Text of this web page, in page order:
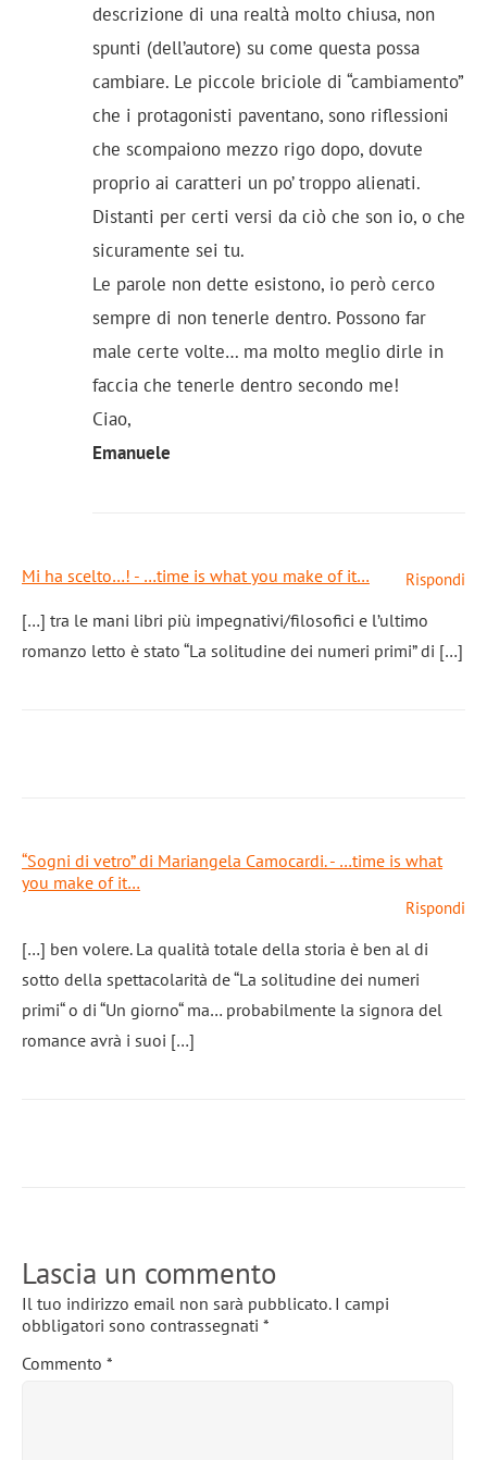
descrizione di una realtà molto chiusa, non
spunti (dell’autore) su come questa possa
cambiare. Le piccole briciole di “cambiamento”
che i protagonisti paventano, sono riflessioni
che scompaiono mezzo rigo dopo, dovute
proprio ai caratteri un po’ troppo alienati.
Distanti per certi versi da ciò che son io, o che
sicuramente sei tu.
Le parole non dette esistono, io però cerco
sempre di non tenerle dentro. Possono far
male certe volte… ma molto meglio dirle in
faccia che tenerle dentro secondo me!
Ciao,
Emanuele
Mi ha scelto…! - …time is what you make of it… Rispondi
[…] tra le mani libri più impegnativi/filosofici e l’ultimo
romanzo letto è stato “La solitudine dei numeri primi” di […]
“Sogni di vetro” di Mariangela Camocardi. - …time is what
you make of it…
Rispondi
[…] ben volere. La qualità totale della storia è ben al di
sotto della spettacolarità de “La solitudine dei numeri
primi“ o di “Un giorno“ ma… probabilmente la signora del
romance avrà i suoi […]
Lascia un commento
Il tuo indirizzo email non sarà pubblicato. I campi
obbligatori sono contrassegnati *
Commento *